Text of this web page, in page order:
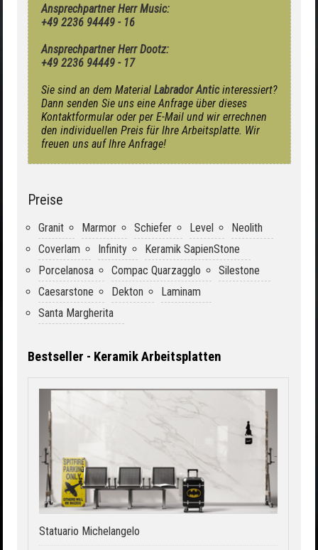
Ansprechpartner Herr Music:
+49 2236 94449 - 16
Ansprechpartner Herr Dootz:
+49 2236 94449 - 17
Sie sind an dem Material Labrador Anticinteressiert?
Dann senden Sie uns eine Anfrage über dieses
Kontaktformular oder per E-Mail und wir errechnen
den individuellen Preis für Ihre Arbeitsplatte. Wir
freuen uns auf Ihre Anfrage!
Preise
Granit Marmor Schiefer Level
Neolith
Coverlam
Infinity
Keramik SapienStone
Porcelanosa
Compac Quarzagglo
Silestone
Caesarstone
Dekton
Laminam
Santa Margherita
Bestseller - Keramik Arbeitsplatten
Statuario Michelangelo